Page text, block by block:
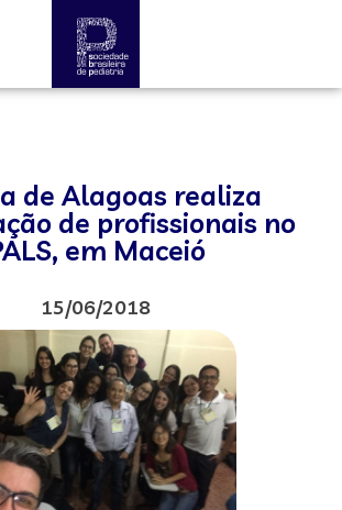
de Alagoas realiza
de profissionais no
em Maceió
15/06/2018